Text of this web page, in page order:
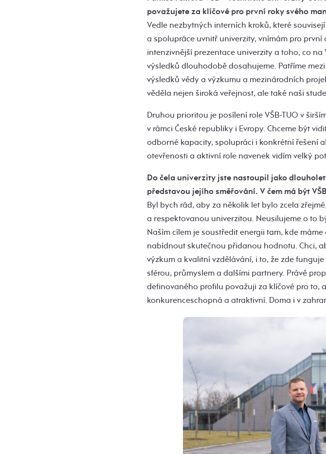
považujete za klíčové pro první roky svého
Vedle nezbytných interních kroků, které
a spolupráce uvnitř univerzity, vnímám pro
intenzivnější prezentace univerzity a toho, co
výsledků dlouhodobě dosahujeme. Patříme
výsledků vědy a výzkumu a mezinárodních
věděla nejen široká veřejnost, ale také naši
Druhou prioritou je posílení role VŠB-TUO v
v rámci České republiky i Evropy. Chceme být
odborné kapacity, spolupráci i konkrétní řešení
otevřenosti a aktivní role navenek vidím velký
Do čela univerzity jste nastoupil jako
představou jejího směřování. V čem má být
Byl bych rád, aby za několik let bylo zcela
a respektovanou univerzitou. Neusilujeme o to
Naším cílem je soustředit energii tam, kde
nabídnout skutečnou přidanou hodnotu. Chci,
výzkum a kvalitní vzdělávání, i to, že zde
sférou, průmyslem a dalšími partnery. Právě
definovaného profilu považuji za klíčové pro to,
konkurenceschopná a atraktivní. Doma i v